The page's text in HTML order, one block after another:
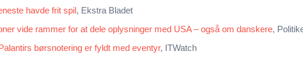
havde frit spil, Ekstra Bladet
vide rammer for at dele oplysninger med USA – også om danskere,
børsnotering er fyldt med eventyr, ITWatch